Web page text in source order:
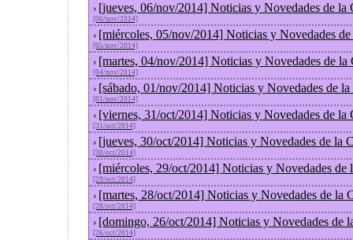
› [jueves, 06/nov/2014] Noticias y Novedades de la
[06/nov/2014]
› [miércoles, 05/nov/2014] Noticias y Novedades
[05/nov/2014]
› [martes, 04/nov/2014] Noticias y Novedades de la
[04/nov/2014]
› [sábado, 01/nov/2014] Noticias y Novedades de
[01/nov/2014]
› [viernes, 31/oct/2014] Noticias y Novedades de la
[31/oct/2014]
› [jueves, 30/oct/2014] Noticias y Novedades de la
[30/oct/2014]
› [miércoles, 29/oct/2014] Noticias y Novedades de
[29/oct/2014]
› [martes, 28/oct/2014] Noticias y Novedades de la
[28/oct/2014]
› [domingo, 26/oct/2014] Noticias y Novedades de
[26/oct/2014]